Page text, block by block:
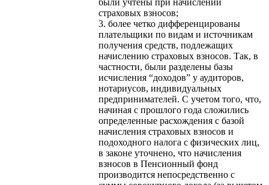
были учтены при начислении
страховых взносов;
3. более четко дифференцированы
плательщики по видам и источникам
получения средств, подлежащих
начислению страховых взносов. Так, в
частности, были разделены базы
исчисления “доходов” у аудиторов,
нотариусов, индивидуальных
предпринимателей. С учетом того, что,
начиная с прошлого года сложились
определенные расхождения с базой
начисления страховых взносов и
подоходного налога с физических лиц,
в законе уточнено, что начисления
взносов в Пенсионный фонд
производится непосредственно с